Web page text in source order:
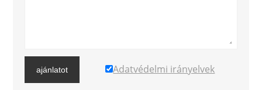
ajánlatot Adatvédelmi irányelvek